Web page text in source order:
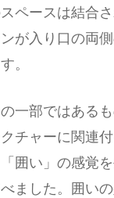
ペースは結合
が入り口の両
。
一部ではある
チャーに関連
囲い」の感覚
ました。囲い